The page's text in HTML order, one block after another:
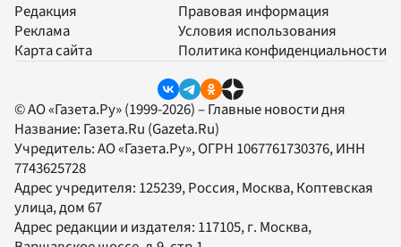
Редакция
Реклама
Карта сайта
Правовая информация
Условия использования
Политика конфиденциальности
© АО «Газета.Ру» (1999-2026) – Главные новости дня
Название: Газета.Ru (Gazeta.Ru)
Учредитель:АО «Газета.Ру», ОГРН 1067761730376, ИНН
7743625728
Адрес учредителя: 125239, Россия, Москва, Коптевская
улица, дом 67
Адрес редакции и издателя: 117105, г. Москва,